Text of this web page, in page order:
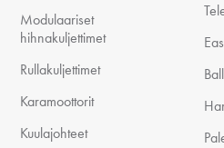
Modulaariset
hihnakuljettimet
Rullakuljettimet
Karamoottorit
Kuulajohteet